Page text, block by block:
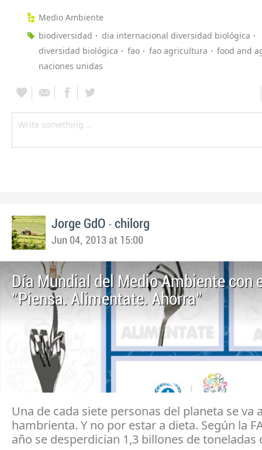
Medio Ambiente
biodiversidad
dia internacional diversidad biológica
diversidad biológica
fao fao agricultura
food and
naciones unidas
Jorge GdO - chilorg
Jun 04, 2013 at 15:00
Día Mundial del Medio Ambiente con
"Piensa. Alimentate. Ahorra"
Una de cada siete personas del planeta se va
hambrienta. Y no por estar a dieta. Según la
año se desperdician 1,3 billones de toneladas